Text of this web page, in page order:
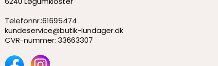
Telefonnr.:61695474
kundeservice@butik-lundager.dk
CVR-nummer: 33663307